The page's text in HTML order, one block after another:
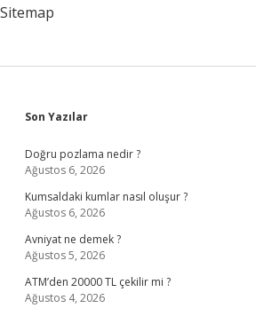
Sitemap
Sidebar
Son Yazılar
Doğru pozlama nedir ?
Ağustos 6, 2026
Kumsaldaki kumlar nasıl oluşur ?
Ağustos 6, 2026
Avniyat ne demek ?
Ağustos 5, 2026
ATM’den 20000 TL çekilir mi ?
Ağustos 4, 2026